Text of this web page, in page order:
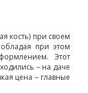
кость) при своем
при этом
Этот
– на даче
цена – главные